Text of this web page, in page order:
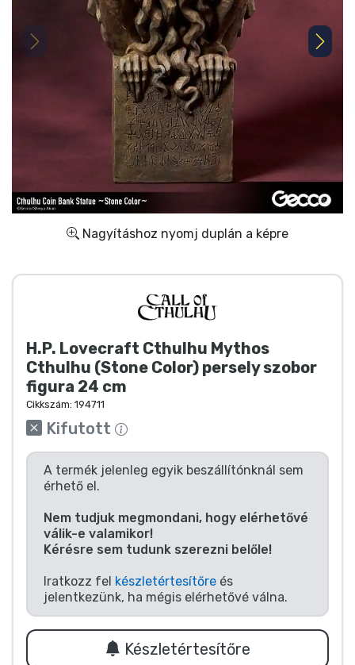
Nagyításhoz nyomj duplán a képre
H.P. Lovecraft Cthulhu Mythos
Cthulhu (Stone Color) persely szobor
figura 24 cm
Cikkszám: 194711
Kifutott
A termék jelenleg egyik beszállítónknál sem
érhető el.
Nem tudjuk megmondani, hogy elérhetővé
válik-e valamikor!
Kérésre sem tudunk szerezni belőle!
Iratkozz fel készletértesítőre és
jelentkezünk, ha mégis elérhetővé válna.
Készletértesítőre
Ajándékkártya
Szállítás és fizetés
Sorozatos cuccok
Filmes cuccok
Mesés cuccok
Animés cuccok
Sportos cuccok
Zenés cuccok
Terméktípusok
Márkák